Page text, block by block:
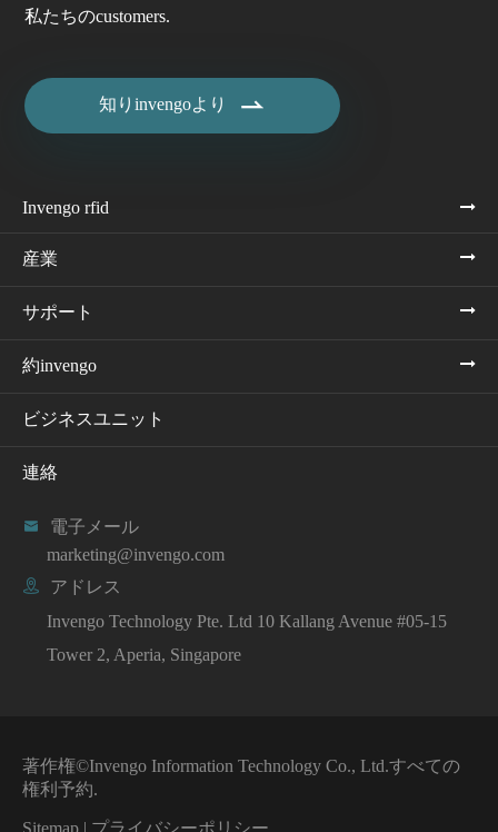
私たちのcustomers.
知りinvengoより 
Invengo rfid
産業
サポート
約invengo
ビジネスユニット
連絡

電子メール
marketing@invengo.com

アドレス
Invengo Technology Pte. Ltd 10 Kallang Avenue #05-15
Tower 2, Aperia, Singapore
著作権©Invengo Information Technology Co., Ltd.すべての
権利予約.
Sitemap | プライバシーポリシー